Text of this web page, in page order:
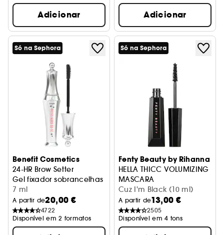
Adicionar Adicionar
Só na Sephora
Benefit Cosmetics
24-HR Brow Setter
Gel fixador sobrancelhas
7 ml
A partir de20,00 €
4722
Disponível em 2 formatos
Só na Sephora
Fenty Beauty by Rihanna
HELLA THICC VOLUMIZING
MASCARA
Máscara Volume
Cuz I'm Black (10 ml)
A partir de13,00 €
2505
Disponível em 4 tons